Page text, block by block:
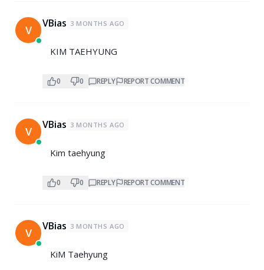
V VBias 3 MONTHS AGO
KIM TAEHYUNG
0 0 REPLY REPORT COMMENT
V VBias 3 MONTHS AGO
Kim taehyung
0 0 REPLY REPORT COMMENT
V VBias 3 MONTHS AGO
KiM Taehyung